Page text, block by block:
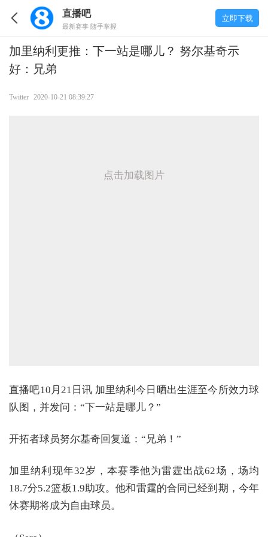
直播吧
最新赛事 随手掌握
立即下载
加里纳利更推：下一站是哪儿？ 努尔基奇示
好：兄弟
Twitter 2020-10-21 08:39:27
点击加载图片
直播吧10月21日讯 加里纳利今日晒出生涯至今所效力球
队图，并发问：“下一站是哪儿？”
开拓者球员努尔基奇回复道：“兄弟！”
加里纳利现年32岁，本赛季他为雷霆出战62场，场均
18.7分5.2篮板1.9助攻。他和雷霆的合同已经到期，今年
休赛期将成为自由球员。